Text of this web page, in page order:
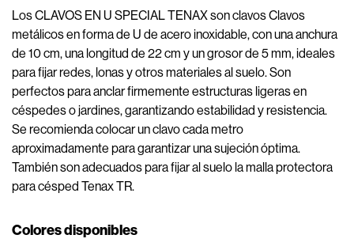
Los CLAVOS EN U SPECIAL TENAX son clavos Clavos
metálicos en forma de U de acero inoxidable, con una anchura
de 10 cm, una longitud de 22 cm y un grosor de 5 mm, ideales
para fijar redes, lonas y otros materiales al suelo. Son
perfectos para anclar firmemente estructuras ligeras en
céspedes o jardines, garantizando estabilidad y resistencia.
Se recomienda colocar un clavo cada metro
aproximadamente para garantizar una sujeción óptima.
También son adecuados para fijar al suelo la malla protectora
para césped Tenax TR.
Colores disponibles